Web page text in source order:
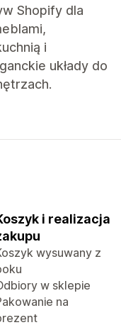
Shopify dla
i
układy do
i realizacja
wysuwany z
w sklepie
na